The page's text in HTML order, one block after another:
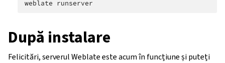
weblate
După instalare
Felicitări, serverul Weblate este acum în funcțiune și puteți